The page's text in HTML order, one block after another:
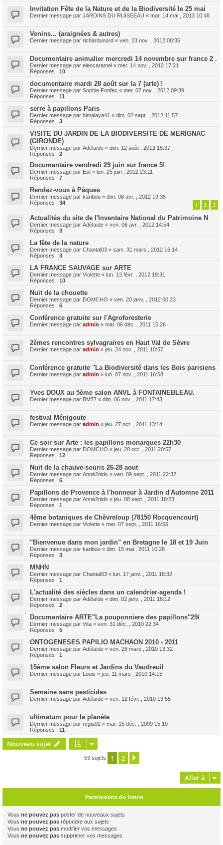
Invitation Fête de la Nature et de la Biodiversité le 25 mai
Dernier message par JARDINS DU RUISSEAU « mar. 14 mai , 2013 10:48
Venins... (araignées & autres)
Dernier message par richardunord « ven. 23 nov. , 2012 00:35
Documentaire animalier mercredi 14 novembre sur france 2 .
Dernier message par eleocaramel « mer. 14 nov. , 2012 17:21
Réponses : 10
documentaire mardi 28 août sur la 7 (arte) !
Dernier message par Sophie Fonfec « mer. 07 nov. , 2012 09:39
Réponses : 11
serre à papillons Paris
Dernier message par himalaya41 « dim. 02 sept. , 2012 11:57
Réponses : 3
VISITE DU JARDIN DE LA BIODIVERSITE DE MERIGNAC
(GIRONDE)
Dernier message par Adélaïde « dim. 12 août , 2012 15:37
Réponses : 2
Documentaire vendredi 29 juin sur france 5!
Dernier message par Est « lun. 25 juin , 2012 23:11
Réponses : 7
Rendez-vous à Pâques
Dernier message par karibou « dim. 08 avr. , 2012 19:35
Réponses : 34 1 2 3
Actualités du site de l'Inventaire National du Patrimoine N
Dernier message par Adélaïde « ven. 06 avr. , 2012 14:54
Réponses : 3
La fête de la nature
Dernier message par Chantal03 « sam. 31 mars , 2012 16:14
Réponses : 3
LA FRANCE SAUVAGE sur ARTE
Dernier message par Violette « lun. 13 févr. , 2012 19:31
Réponses : 10
Nuit de la chouette
Dernier message par DOMCHO « ven. 20 janv. , 2012 00:23
Réponses : 6
Conférence gratuite sur l'Agroforesterie
Dernier message par admin « mar. 06 déc. , 2011 15:26
2èmes rencontres sylvagraires en Haut Val de Sèvre
Dernier message par admin « jeu. 24 nov. , 2011 10:57
Conférence gratuite "La Biodiversité dans les Bois parisiens
Dernier message par admin « lun. 07 nov. , 2011 16:58
Yves DOUX au 5ème salon ANVL à FONTAINEBLEAU.
Dernier message par BM77 « dim. 06 nov. , 2011 17:43
festival Ménigoute
Dernier message par admin « jeu. 27 oct. , 2011 13:14
Ce soir sur Arte : les papillons monarques 22h30
Dernier message par DOMCHO « jeu. 20 oct. , 2011 20:57
Réponses : 12
Nuit de la chauve-souris 26-28 aout
Dernier message par Anné2nids « ven. 09 sept. , 2011 22:32
Réponses : 6
Papillons de Provence à l'honneur à Jardin d'Automne 2011
Dernier message par Anné2nids « jeu. 08 sept. , 2011 18:23
Réponses : 1
4ème botaniques de Chèvreloup (78150 Rocquencourt)
Dernier message par Violette « mer. 07 sept. , 2011 16:56
"Bienvenue dans mon jardin" en Bretagne le 18 et 19 Juin
Dernier message par karibou « dim. 15 mai , 2011 10:28
Réponses : 3
MNHN
Dernier message par Chantal03 « lun. 17 janv. , 2011 18:32
Réponses : 1
L'actualité des siècles dans un calendrier-agenda !
Dernier message par Adélaïde « dim. 02 janv. , 2011 18:12
Réponses : 2
Documentaire ARTE"La pouponniere des papillons"29/
Dernier message par Vita « ven. 31 déc. , 2010 22:34
Réponses : 5
ONTOGENESES PAPILIO MACHAON 2010 - 2011
Dernier message par Adélaïde « ven. 26 mars , 2010 13:32
Réponses : 1
15ème salon Fleurs et Jardins du Vaudreuil
Dernier message par Louis « jeu. 11 mars , 2010 14:15
Semaine sans pesticides
Dernier message par Adélaïde « ven. 12 févr. , 2010 19:55
ultimatum pour la planète
Dernier message par regis02 « mar. 15 déc. , 2009 15:19
Réponses : 11
Nouveau sujet
53 sujets 1 2
Aller à
Permissions du forum
Vous ne pouvez pas poster de nouveaux sujets
Vous ne pouvez pas répondre aux sujets
Vous ne pouvez pas modifier vos messages
Vous ne pouvez pas supprimer vos messages